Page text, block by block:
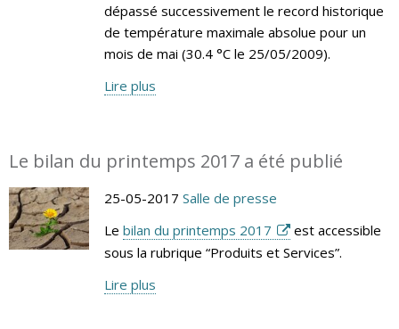
dépassé successivement le record historique
de température maximale absolue pour un
mois de mai (30.4 °C le 25/05/2009).
Lire plus
Le bilan du printemps 2017 a été publié
25-05-2017 Salle de presse
Le bilan du printemps 2017
est accessible
sous la rubrique “Produits et Services”.
Lire plus